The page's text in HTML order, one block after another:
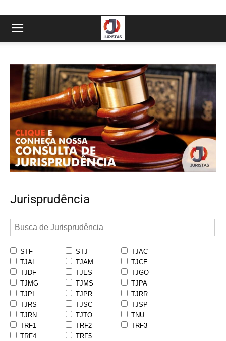
Jurisprudência
STF STJ
TJAC
TJAL
TJAM
TJCE
TJDF
TJES
TJGO
TJMG
TJMS
TJPA
TJPI
TJPR
TJRR
TJRS
TJSC
TJSP
TJRN
TJTO
TNU
TRF1
TRF2
TRF3
TRF4
TRF5